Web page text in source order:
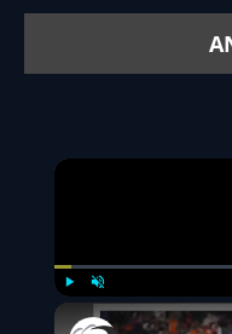
Unmute